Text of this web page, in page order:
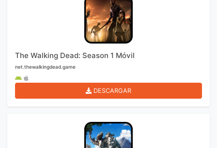
The Walking Dead: Season 1 Móvil
net.thewalkingdead.game
DESCARGAR